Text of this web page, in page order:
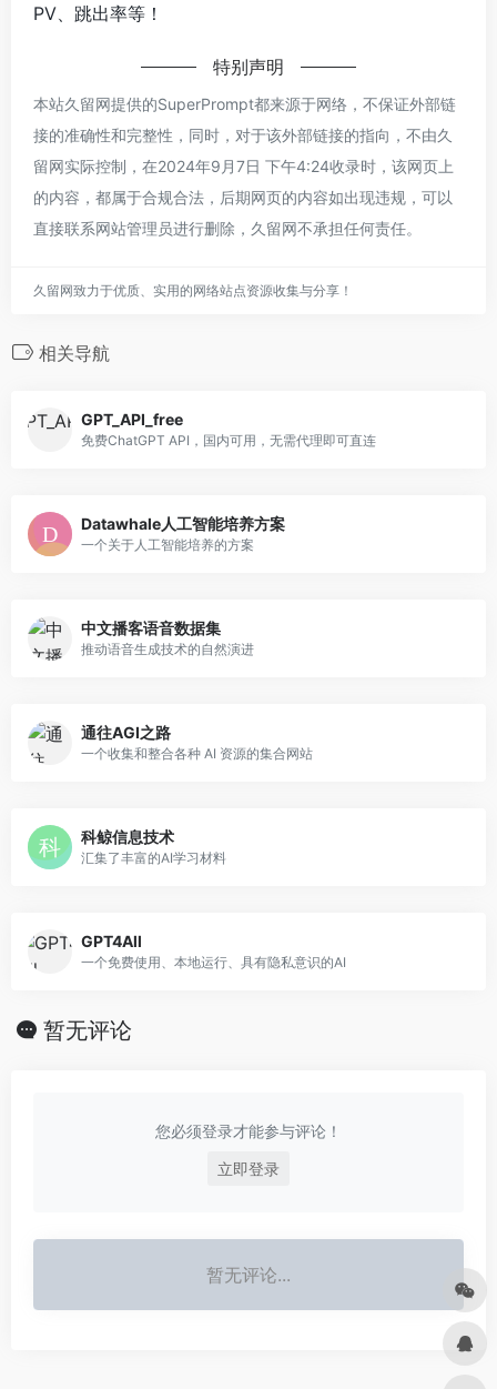
PV、跳出率等！
特别声明
本站久留网提供的SuperPrompt都来源于网络，不保证外部链
接的准确性和完整性，同时，对于该外部链接的指向，不由久
留网实际控制，在2024年9月7日 下午4:24收录时，该网页上
的内容，都属于合规合法，后期网页的内容如出现违规，可以
直接联系网站管理员进行删除，久留网不承担任何责任。
久留网致力于优质、实用的网络站点资源收集与分享！
相关导航
GPT_API_free
免费ChatGPT API，国内可用，无需代理即可直连
Datawhale人工智能培养方案
一个关于人工智能培养的方案
中文播客语音数据集
推动语音生成技术的自然演进
通往AGI之路
一个收集和整合各种 AI 资源的集合网站
科鲸信息技术
汇集了丰富的AI学习材料
GPT4All
一个免费使用、本地运行、具有隐私意识的AI
暂无评论
您必须登录才能参与评论！
立即登录
暂无评论...